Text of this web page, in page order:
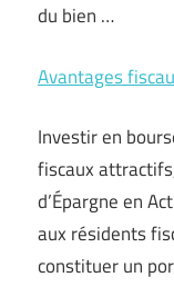
du bien …
Avantages
Investir en
fiscaux
d’Épargne en
aux résidents
constituer un